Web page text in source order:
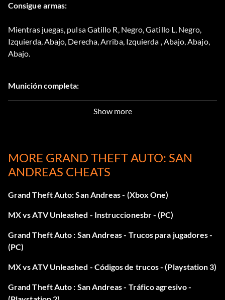
Consigue armas:
Mientras juegas, pulsa Gatillo R, Negro, Gatillo L, Negro,
Izquierda, Abajo, Derecha, Arriba, Izquierda , Abajo, Abajo,
Abajo.
Munición completa:
Mientras juegas, pulsa Gatillo L, Gatillo R, X, Gatillo R,
Habilidad con armas Hitman:
Mientras juegas, pulsa Abajo, X, A, Izquierda, Gatillo R,
Negro, Izquierda, Abajo, Abajo, Gatillo L, Gatillo L, Gatillo L.
Habilidad máxima del vehículo:
Blanco, Izquierda, Gatillo R, Derecha, Gatillo L, Gatillo L,
Show more
MORE GRAND THEFT AUTO: SAN
ANDREAS CHEATS
Grand Theft Auto: San Andreas - (Xbox One)
MX vs ATV Unleashed - Instruccionesbr - (PC)
Grand Theft Auto : San Andreas - Trucos para jugadores -
(PC)
MX vs ATV Unleashed - Códigos de trucos - (Playstation 3)
Grand Theft Auto : San Andreas - Tráfico agresivo -